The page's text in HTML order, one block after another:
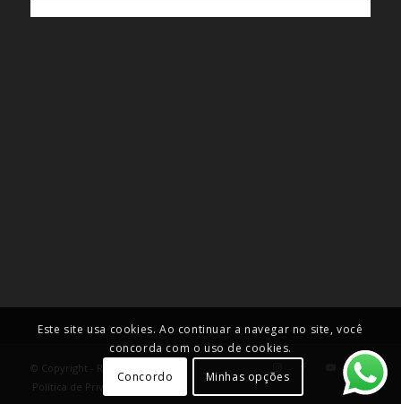
© Copyright - Roselei Francoso
Política de Privacidade
Este site usa cookies. Ao continuar a navegar no site, você
concorda com o uso de cookies.
Concordo
Minhas opções